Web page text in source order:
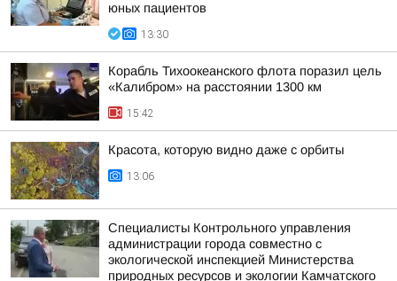
юных пациентов
13:30
Корабль Тихоокеанского флота поразил цель
«Калибром» на расстоянии 1300 км
15:42
Красота, которую видно даже с орбиты
13:06
Специалисты Контрольного управления
администрации города совместно с
экологической инспекцией Министерства
природных ресурсов и экологии Камчатского